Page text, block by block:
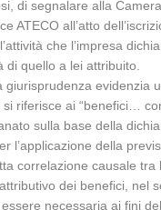
di segnalare alla
ATECO all’atto
che l’impresa
di quello a lei attribuito.
giurisprudenza evidenzia
riferisce ai “benefici…
sulla base della
l’applicazione della
correlazione causale tra
dei benefici, nel
necessaria ai fini